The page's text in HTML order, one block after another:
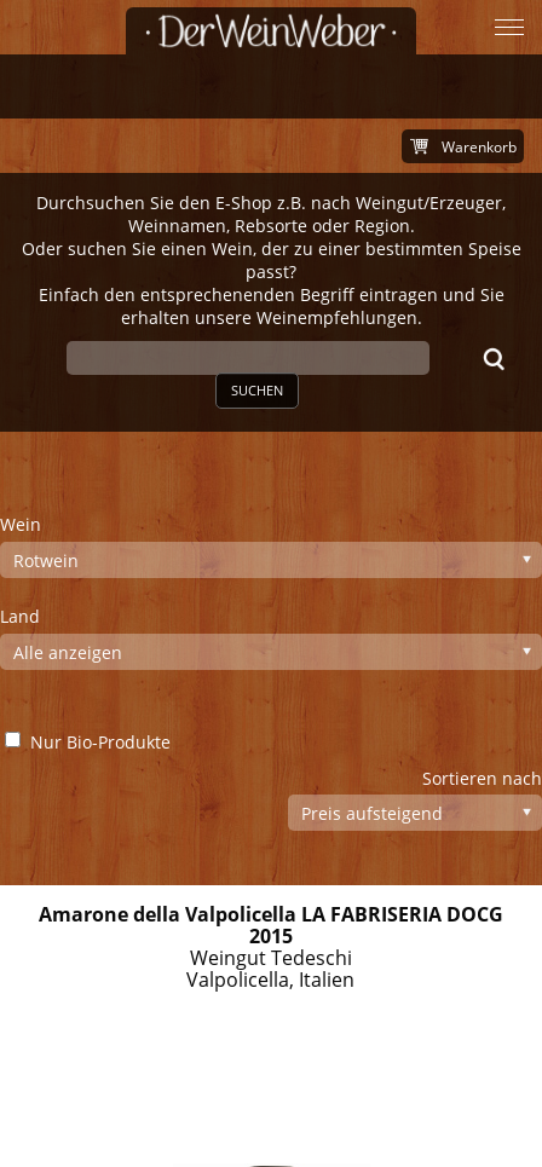
Durchsuchen Sie den E-Shop z.B. nach Weingut/Erzeuger,
Weinnamen, Rebsorte oder Region.
Oder suchen Sie einen Wein, der zu einer bestimmten Speise
passt?
Einfach den entsprechenenden Begriff eintragen und Sie
erhalten unsere Weinempfehlungen.
SUCHEN
Warenkorb
Wein
Land
Nur Bio-Produkte
Sortieren nach
Amarone della Valpolicella LA FABRISERIA DOCG
2015
Weingut Tedeschi
Valpolicella, Italien